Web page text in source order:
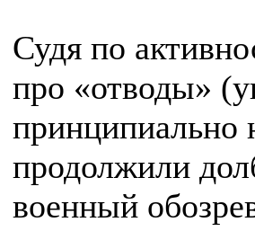
Судя по
про «отводы»
принципиально
продолжили
военный